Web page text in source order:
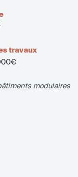
travaux
modulaires